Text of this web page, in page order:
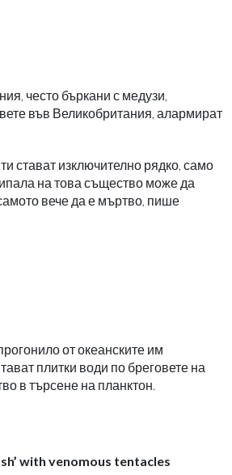
често бъркани с медузи,
във Великобритания, алармират
стават изключително рядко, само
на това същество може да
вече да е мъртво, пише
от океанските им
плитки води по бреговете на
в търсене на планктон.
with venomous tentacles